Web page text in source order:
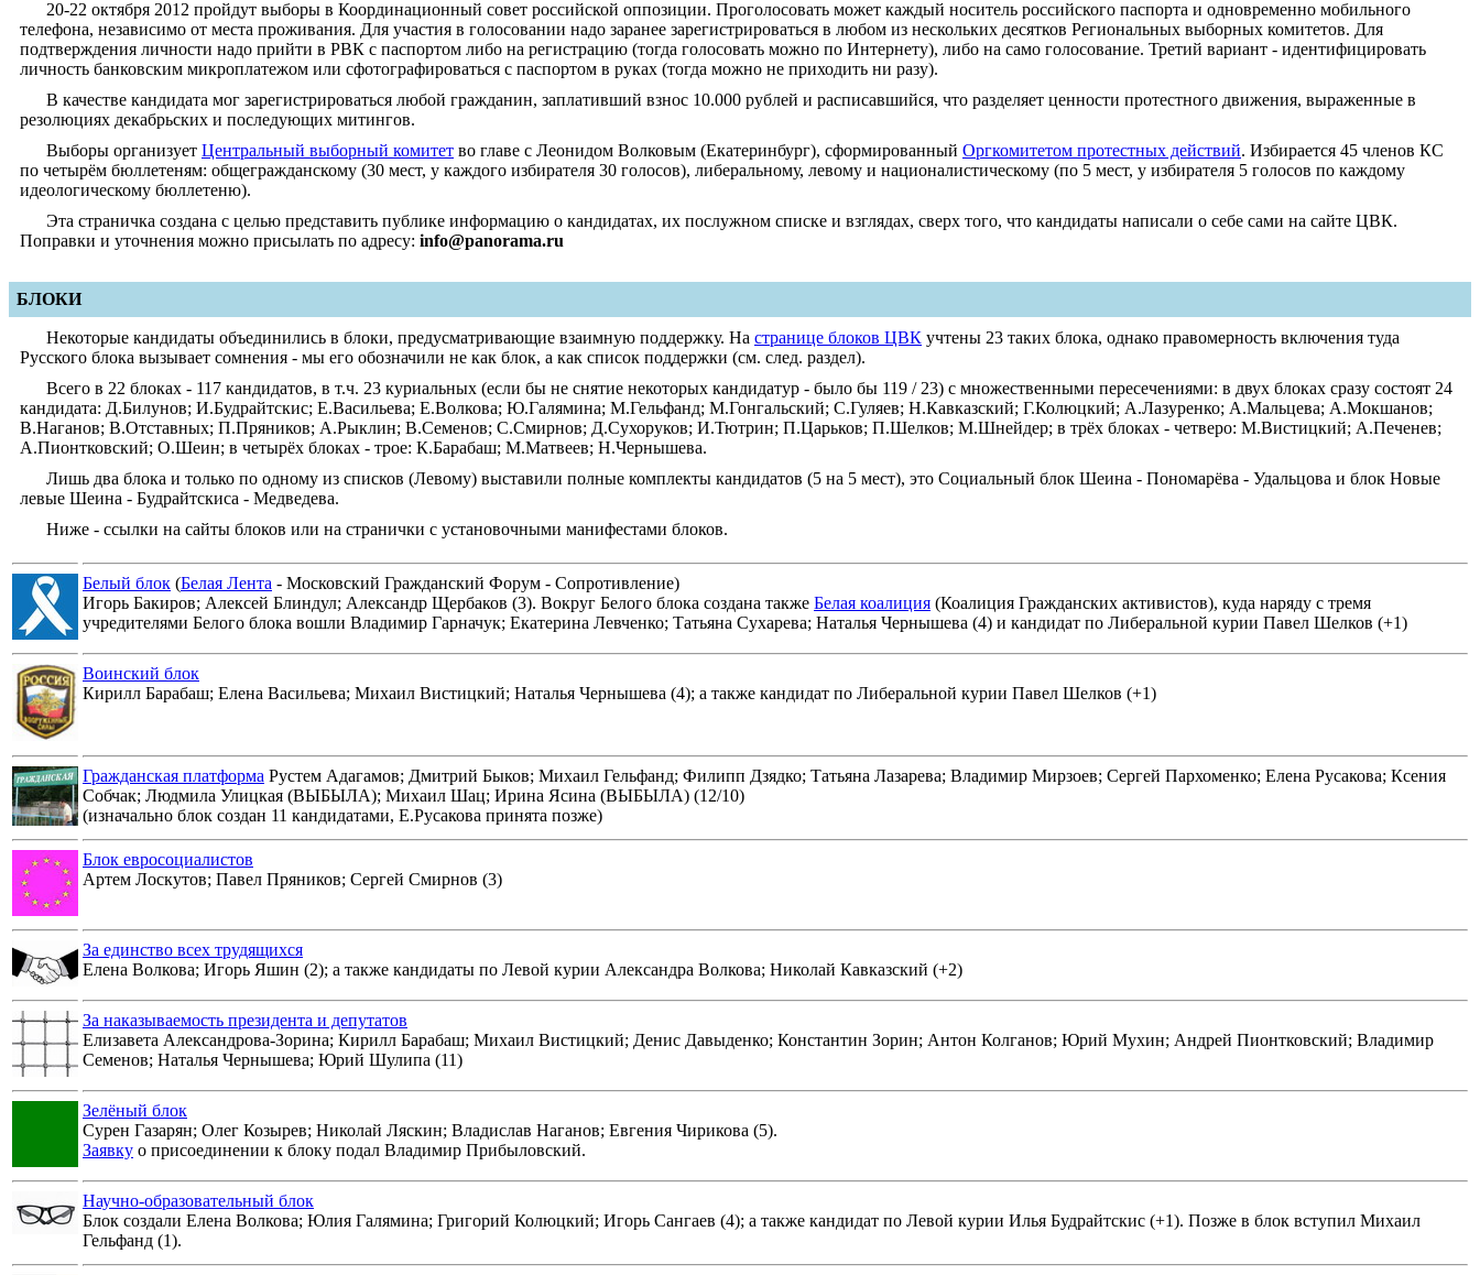
20-22 октября 2012 пройдут выборы в Координационный совет российской оппозиции. Проголосовать может каждый носитель российского паспорта и одновременно мобильного
телефона, независимо от места проживания. Для участия в голосовании надо заранее зарегистрироваться в любом из нескольких десятков Региональных выборных комитетов. Для
подтверждения личности надо прийти в РВК с паспортом либо на регистрацию (тогда голосовать можно по Интернету), либо на само голосование. Третий вариант - идентифицировать
личность банковским микроплатежом или сфотографироваться с паспортом в руках (тогда можно не приходить ни разу).
В качестве кандидата мог зарегистрироваться любой гражданин, заплативший взнос 10.000 рублей и расписавшийся, что разделяет ценности протестного движения, выраженные в
резолюциях декабрьских и последующих митингов.
Выборы организует Центральный выборный комитет во главе с Леонидом Волковым (Екатеринбург), сформированный Оргкомитетом протестных действий. Избирается 45 членов КС
по четырём бюллетеням: общегражданскому (30 мест, у каждого избирателя 30 голосов), либеральному, левому и националистическому (по 5 мест, у избирателя 5 голосов по каждому
идеологическому бюллетеню).
Эта страничка создана с целью представить публике информацию о кандидатах, их послужном списке и взглядах, сверх того, что кандидаты написали о себе сами на сайте ЦВК.
Поправки и уточнения можно присылать по адресу: info@panorama.ru
БЛОКИ
Некоторые кандидаты объединились в блоки, предусматривающие взаимную поддержку. На странице блоков ЦВК учтены 23 таких блока, однако правомерность включения туда
Русского блока вызывает сомнения - мы его обозначили не как блок, а как список поддержки (см. след. раздел).
Всего в 22 блоках - 117 кандидатов, в т.ч. 23 куриальных (если бы не снятие некоторых кандидатур - было бы 119 / 23) с множественными пересечениями: в двух блоках сразу состоят 24
кандидата: Д.Билунов; И.Будрайтскис; Е.Васильева; Е.Волкова; Ю.Галямина; М.Гельфанд; М.Гонгальский; С.Гуляев; Н.Кавказский; Г.Колюцкий; А.Лазуренко; А.Мальцева; А.Мокшанов;
В.Наганов; В.Отставных; П.Пряников; А.Рыклин; В.Семенов; С.Смирнов; Д.Сухоруков; И.Тютрин; П.Царьков; П.Шелков; М.Шнейдер; в трёх блоках - четверо: М.Вистицкий; А.Печенев;
А.Пионтковский; О.Шеин; в четырёх блоках - трое: К.Барабаш; М.Матвеев; Н.Чернышева.
Лишь два блока и только по одному из списков (Левому) выставили полные комплекты кандидатов (5 на 5 мест), это Социальный блок Шеина - Пономарёва - Удальцова и блок Новые
левые Шеина - Будрайтскиса - Медведева.
Ниже - ссылки на сайты блоков или на странички с установочными манифестами блоков.
Белый блок (Белая Лента - Московский Гражданский Форум - Сопротивление)
Игорь Бакиров; Алексей Блиндул; Александр Щербаков (3). Вокруг Белого блока создана также Белая коалиция (Коалиция Гражданских активистов), куда наряду с тремя
учредителями Белого блока вошли Владимир Гарначук; Екатерина Левченко; Татьяна Сухарева; Наталья Чернышева (4) и кандидат по Либеральной курии Павел Шелков (+1)
Воинский блок
Кирилл Барабаш; Елена Васильева; Михаил Вистицкий; Наталья Чернышева (4); а также кандидат по Либеральной курии Павел Шелков (+1)
Гражданская платформа Рустем Адагамов; Дмитрий Быков; Михаил Гельфанд; Филипп Дзядко; Татьяна Лазарева; Владимир Мирзоев; Сергей Пархоменко; Елена Русакова; Ксения
Собчак; Людмила Улицкая (ВЫБЫЛА); Михаил Шац; Ирина Ясина (ВЫБЫЛА) (12/10)
(изначально блок создан 11 кандидатами, Е.Русакова принята позже)
Блок евросоциалистов
Артем Лоскутов; Павел Пряников; Сергей Смирнов (3)
За единство всех трудящихся
Елена Волкова; Игорь Яшин (2); а также кандидаты по Левой курии Александра Волкова; Николай Кавказский (+2)
За наказываемость президента и депутатов
Елизавета Александрова-Зорина; Кирилл Барабаш; Михаил Вистицкий; Денис Давыденко; Константин Зорин; Антон Колганов; Юрий Мухин; Андрей Пионтковский; Владимир
Семенов; Наталья Чернышева; Юрий Шулипа (11)
Зелёный блок
Сурен Газарян; Олег Козырев; Николай Ляскин; Владислав Наганов; Евгения Чирикова (5).
Заявку о присоединении к блоку подал Владимир Прибыловский.
Научно-образовательный блок
Блок создали Елена Волкова; Юлия Галямина; Григорий Колюцкий; Игорь Сангаев (4); а также кандидат по Левой курии Илья Будрайтскис (+1). Позже в блок вступил Михаил
Гельфанд (1).